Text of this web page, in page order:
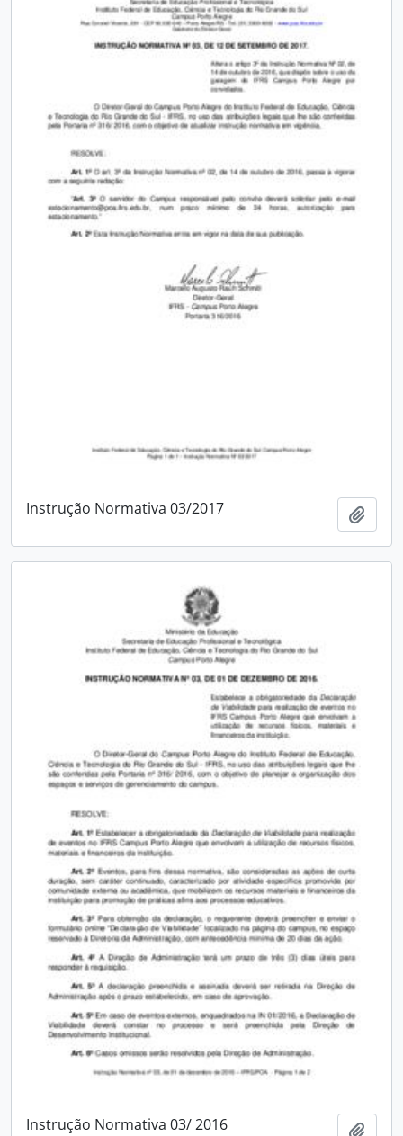
Instrução Normativa 03/2017
Instrução Normativa 03/ 2016